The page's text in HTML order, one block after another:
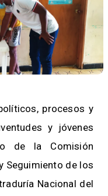
procesos y
y jóvenes
de la Comisión
Seguimiento de los
Nacional del